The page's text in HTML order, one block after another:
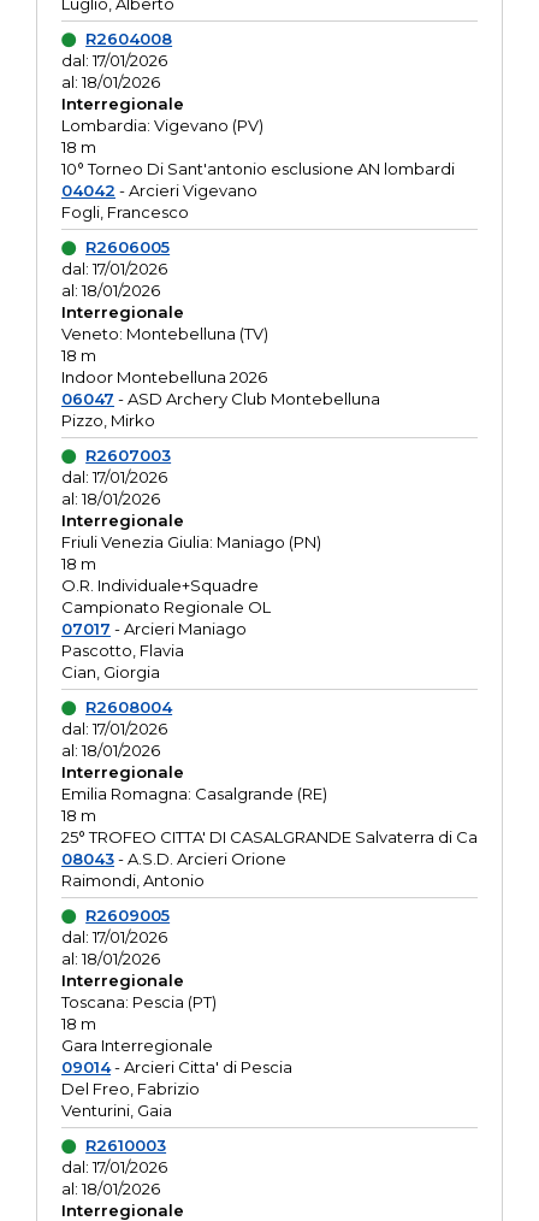
R2604008
dal: 17/01/2026
al: 18/01/2026
Interregionale
Lombardia: Vigevano (PV)
18 m
10° Torneo Di Sant'antonio esclusione AN lombardi
04042 - Arcieri Vigevano
Fogli, Francesco
R2606005
dal: 17/01/2026
al: 18/01/2026
Interregionale
Veneto: Montebelluna (TV)
18 m
Indoor Montebelluna 2026
06047 - ASD Archery Club Montebelluna
Pizzo, Mirko
R2607003
dal: 17/01/2026
al: 18/01/2026
Interregionale
Friuli Venezia Giulia: Maniago (PN)
18 m
O.R. Individuale+Squadre
Campionato Regionale OL
07017 - Arcieri Maniago
Pascotto, Flavia
Cian, Giorgia
R2608004
dal: 17/01/2026
al: 18/01/2026
Interregionale
Emilia Romagna: Casalgrande (RE)
18 m
25° TROFEO CITTA' DI CASALGRANDE Salvaterra di Ca
08043- A.S.D. Arcieri Orione
Raimondi, Antonio
R2609005
dal: 17/01/2026
al: 18/01/2026
Interregionale
Toscana: Pescia (PT)
18 m
Gara Interregionale
09014- Arcieri Citta' di Pescia
Del Freo, Fabrizio
Venturini, Gaia
R2610003
dal: 17/01/2026
al: 18/01/2026
Interregionale